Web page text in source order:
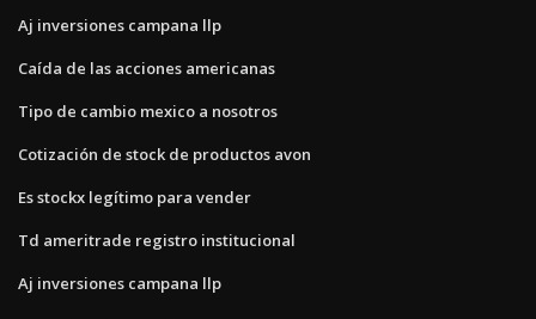
Aj inversiones campana llp
Caída de las acciones americanas
Tipo de cambio mexico a nosotros
Cotización de stock de productos avon
Es stockx legítimo para vender
Td ameritrade registro institucional
Aj inversiones campana llp